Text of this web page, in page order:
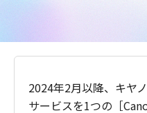
2024年2月以降、キヤ
サービスを1つの［